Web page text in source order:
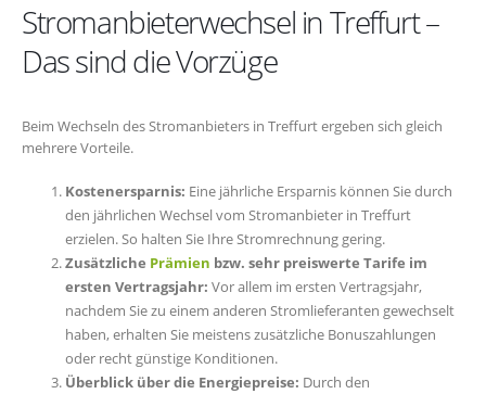
Stromanbieterwechsel in Treffurt –
Das sind die Vorzüge
Beim Wechseln des Stromanbieters in Treffurt ergeben sich gleich
mehrere Vorteile.
Kostenersparnis: Eine jährliche Ersparnis können Sie durch
den jährlichen Wechsel vom Stromanbieter in Treffurt
erzielen. So halten Sie Ihre Stromrechnung gering.
Zusätzliche Prämien bzw. sehr preiswerte Tarife im
ersten Vertragsjahr: Vor allem im ersten Vertragsjahr,
nachdem Sie zu einem anderen Stromlieferanten gewechselt
haben, erhalten Sie meistens zusätzliche Bonuszahlungen
oder recht günstige Konditionen.
Überblick über die Energiepreise: Durch den